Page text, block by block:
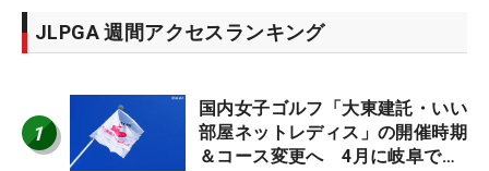
JLPGA 週間アクセスランキング
1
国内女子ゴルフ「大東建託・いい
部屋ネットレディス」の開催時期
＆コース変更へ 4月に岐阜で開